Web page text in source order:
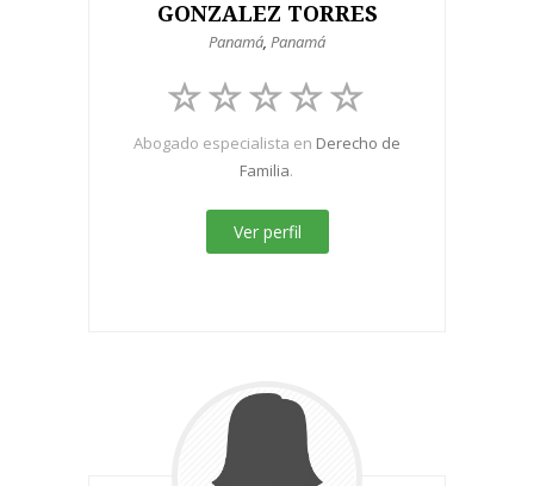
GONZALEZ TORRES
Panamá, Panamá
Abogado especialista en Derecho de
Familia.
Ver perfil